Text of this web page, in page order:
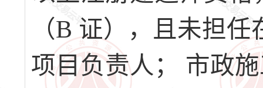
（B 证），且未担
项目负责人； 市政